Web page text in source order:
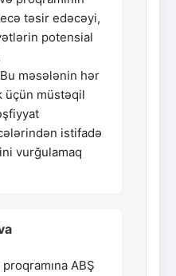
təsir edəcəyi,
potensial
Bu məsələnin hər
üçün müstəqil
istifadə
vurğulamaq
ABŞ